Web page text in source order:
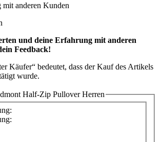
anderen Kunden
und deine Erfahrung mit anderen
Feedback!
Käufer“ bedeutet, dass der Kauf des Artikels
wurde.
Half-Zip Pullover Herren